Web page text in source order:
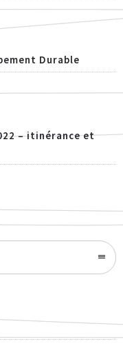
Durable
– itinérance et